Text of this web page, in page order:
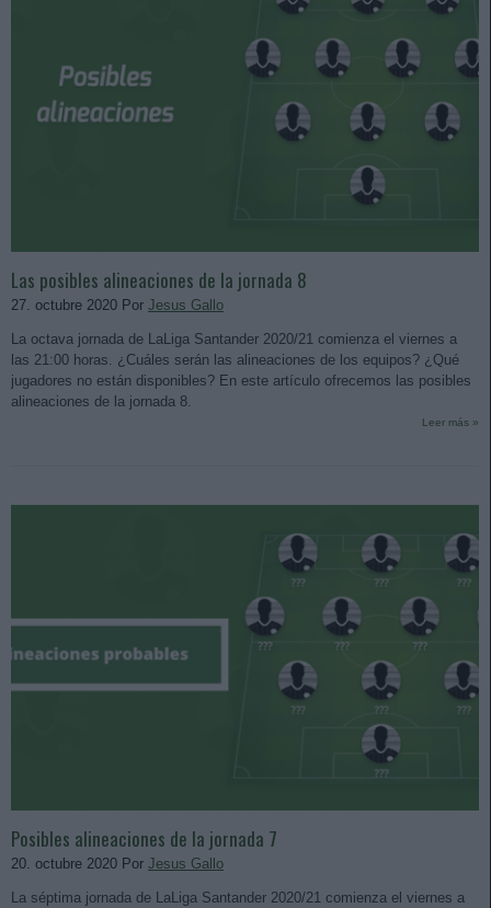
Las posibles alineaciones de la jornada 8
27. octubre 2020 Por Jesus Gallo
La octava jornada de LaLiga Santander 2020/21 comienza el viernes a
las 21:00 horas. ¿Cuáles serán las alineaciones de los equipos? ¿Qué
jugadores no están disponibles? En este artículo ofrecemos las posibles
alineaciones de la jornada 8.
Leer más »
Posibles alineaciones de la jornada 7
20. octubre 2020 Por Jesus Gallo
La séptima jornada de LaLiga Santander 2020/21 comienza el viernes a